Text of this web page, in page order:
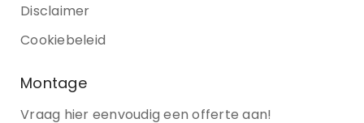
Disclaimer
Cookiebeleid
Montage
Vraag hier eenvoudig een offerte aan!